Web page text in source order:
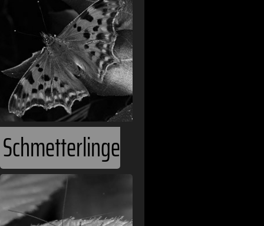
Schmetterlinge